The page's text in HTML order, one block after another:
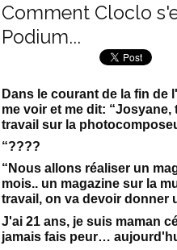
Comment Cloclo
Podium...
Dans le courant de la fin de
me voir et me dit:
travail sur la
“????
“Nous allons réaliser un
mois.. un magazine sur la
travail, on va devoir donner
J'ai 21 ans, je suis maman
jamais fais peur…